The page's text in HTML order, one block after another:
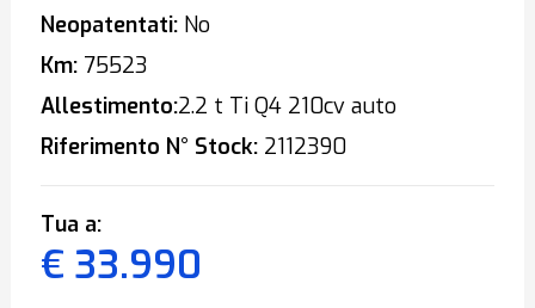
Neopatentati:No
Km:75523
Allestimento:2.2 t Ti Q4 210cv auto
Riferimento N° Stock:2112390
Tua a:
€ 33.990